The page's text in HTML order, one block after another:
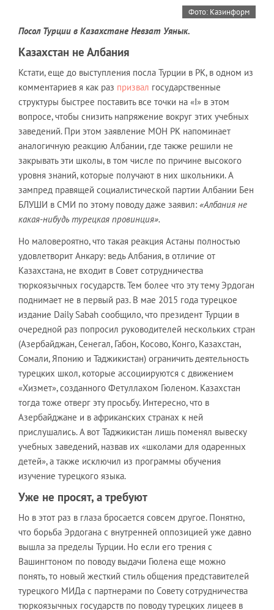
Фото: Казинформ
Посол Турции в Казахстане Невзат Уянык.
Казахстан не Албания
Кстати, еще до выступления посла Турции в РК, в одном из
комментариев я как раз призвал государственные
структуры быстрее поставить все точки на «I» в этом
вопросе, чтобы снизить напряжение вокруг этих учебных
заведений. При этом заявление МОН РК напоминает
аналогичную реакцию Албании, где также решили не
закрывать эти школы, в том числе по причине высокого
уровня знаний, которые получают в них школьники. А
зампред правящей социалистической партии Албании Бен
БЛУШИ в СМИ по этому поводу даже заявил: «Албания не
какая-нибудь турецкая провинция».
Но маловероятно, что такая реакция Астаны полностью
удовлетворит Анкару: ведь Албания, в отличие от
Казахстана, не входит в Совет сотрудничества
тюркоязычных государств. Тем более что эту тему Эрдоган
поднимает не в первый раз. В мае 2015 года турецкое
издание Daily Sabah сообщило, что президент Турции в
очередной раз попросил руководителей нескольких стран
(Азербайджан, Сенегал, Габон, Косово, Конго, Казахстан,
Сомали, Японию и Таджикистан) ограничить деятельность
турецких школ, которые ассоциируются с движением
«Хизмет», созданного Фетуллахом Гюленом. Казахстан
тогда тоже отверг эту просьбу. Интересно, что в
Азербайджане и в африканских странах к ней
прислушались. А вот Таджикистан лишь поменял вывеску
учебных заведений, назвав их «школами для одаренных
детей», а также исключил из программы обучения
изучение турецкого языка.
Уже не просят, а требуют
Но в этот раз в глаза бросается совсем другое. Понятно,
что борьба Эрдогана с внутренней оппозицией уже давно
вышла за пределы Турции. Но если его трения с
Вашингтоном по поводу выдачи Гюлена еще можно
понять, то новый жесткий стиль общения представителей
турецкого МИДа с партнерами по Совету сотрудничества
тюркоязычных государств по поводу турецких лицеев в